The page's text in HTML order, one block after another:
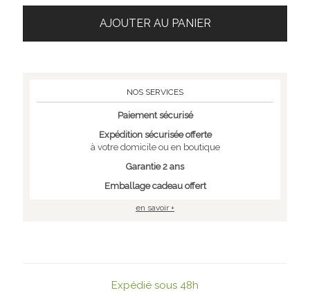
AJOUTER AU PANIER
NOS SERVICES
Paiement sécurisé
Expédition sécurisée offerte
à votre domicile ou en boutique
Garantie 2 ans
Emballage cadeau offert
en savoir +
Expédié sous 48h